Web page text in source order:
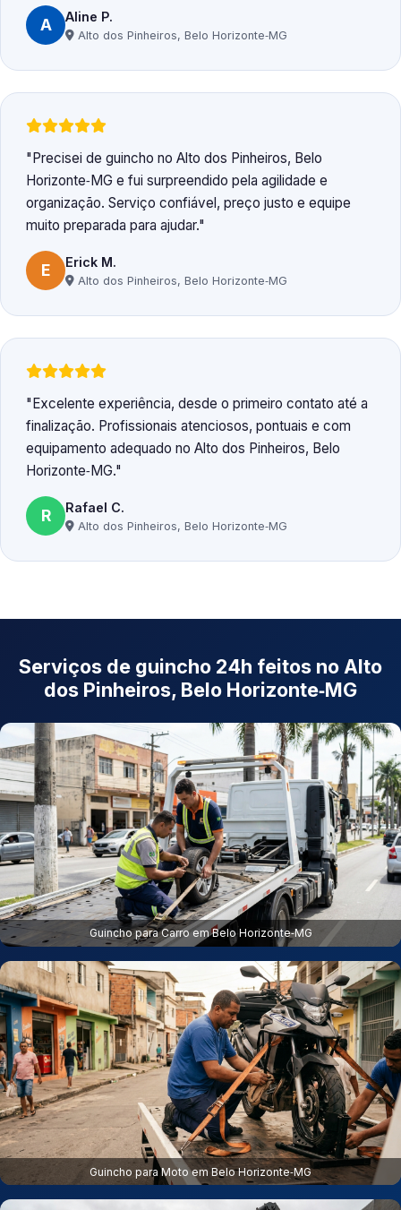
A Aline P.
Alto dos Pinheiros, Belo Horizonte‑MG
Precisei de guincho no Alto dos Pinheiros, Belo
Horizonte‑MG e fui surpreendido pela agilidade e
organização. Serviço confiável, preço justo e equipe
muito preparada para ajudar.
E Erick M.
Alto dos Pinheiros, Belo Horizonte‑MG
Excelente experiência, desde o primeiro contato até a
finalização. Profissionais atenciosos, pontuais e com
equipamento adequado no Alto dos Pinheiros, Belo
Horizonte‑MG.
R Rafael C.
Alto dos Pinheiros, Belo Horizonte‑MG
Serviços de guincho 24h feitos no Alto
dos Pinheiros, Belo Horizonte‑MG
Guincho para Carro em Belo Horizonte‑MG
Guincho para Moto em Belo Horizonte‑MG